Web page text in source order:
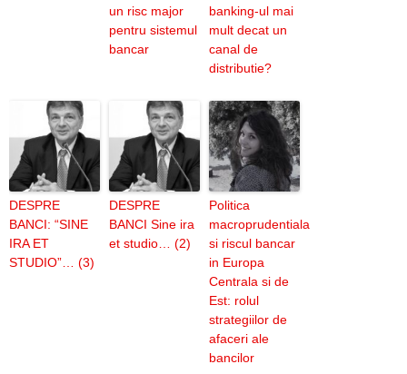
un risc major
pentru sistemul
bancar
banking-ul mai
mult decat un
canal de
distributie?
DESPRE
BANCI: “SINE
IRA ET
STUDIO”… (3)
DESPRE
BANCI Sine ira
et studio… (2)
Politica
macroprudentiala
si riscul bancar
in Europa
Centrala si de
Est: rolul
strategiilor de
afaceri ale
bancilor